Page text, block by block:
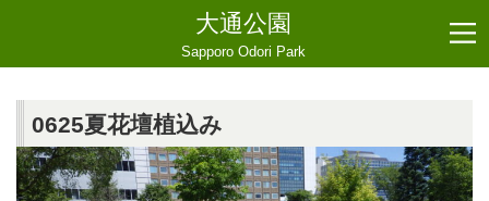
大通公園
Sapporo Odori Park
0625夏花壇植込み